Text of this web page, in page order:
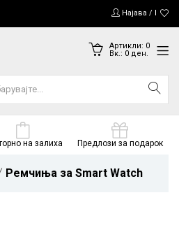
Најава /
Артикли: 0
Вк.: 0ден.
на залиха Предлози за подарок
Ремчиња за Smart Watch